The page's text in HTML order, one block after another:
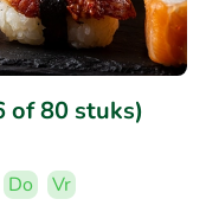
of 80 stuks)
Do
Vr